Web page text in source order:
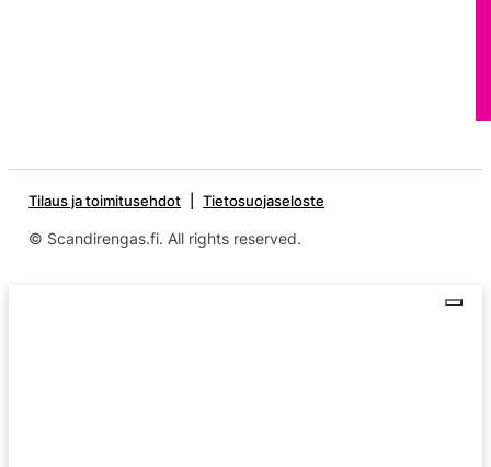
Tilaus ja toimitusehdot Tietosuojaseloste
© Scandirengas.fi. All rights reserved.